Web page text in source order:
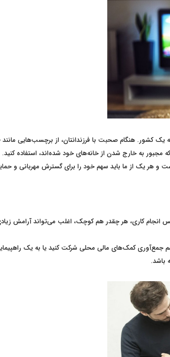
کشور. هنگام صحبت با فرزندانتان، از برچسب‌هایی مانند
مجبور به خارج شدن از خانه‌های خود شده‌اند، استفاده کنید.
و هر یک از ما باید سهم خود را برای گسترش مهربانی و
انجام کاری، هر چقدر هم کوچک، اغلب می‌تواند آرامش
جمع‌آوری کمک‌های مالی محلی شرکت کنید یا به یک
باشد.